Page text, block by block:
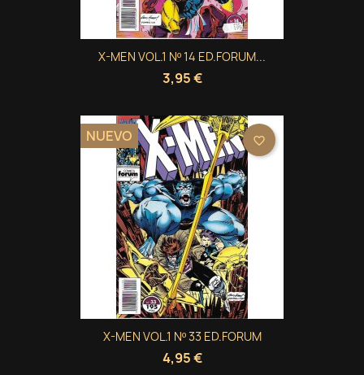
X-MEN VOL.1 Nº 14 ED.FORUM...
3,95 €
X-MEN VOL.1 Nº 33 ED.FORUM
4,95 €
NUEVO favorite_border